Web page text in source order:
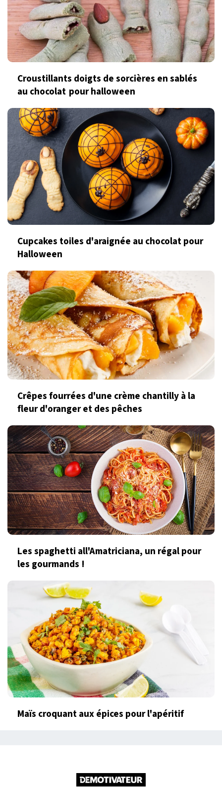
Croustillants doigts de sorcières en sablés
au chocolat pour halloween
Cupcakes toiles d'araignée au chocolat pour
Halloween
Crêpes fourrées d'une crème chantilly à la
fleur d'oranger et des pêches
Les spaghetti all'Amatriciana, un régal pour
les gourmands !
Maïs croquant aux épices pour l'apéritif